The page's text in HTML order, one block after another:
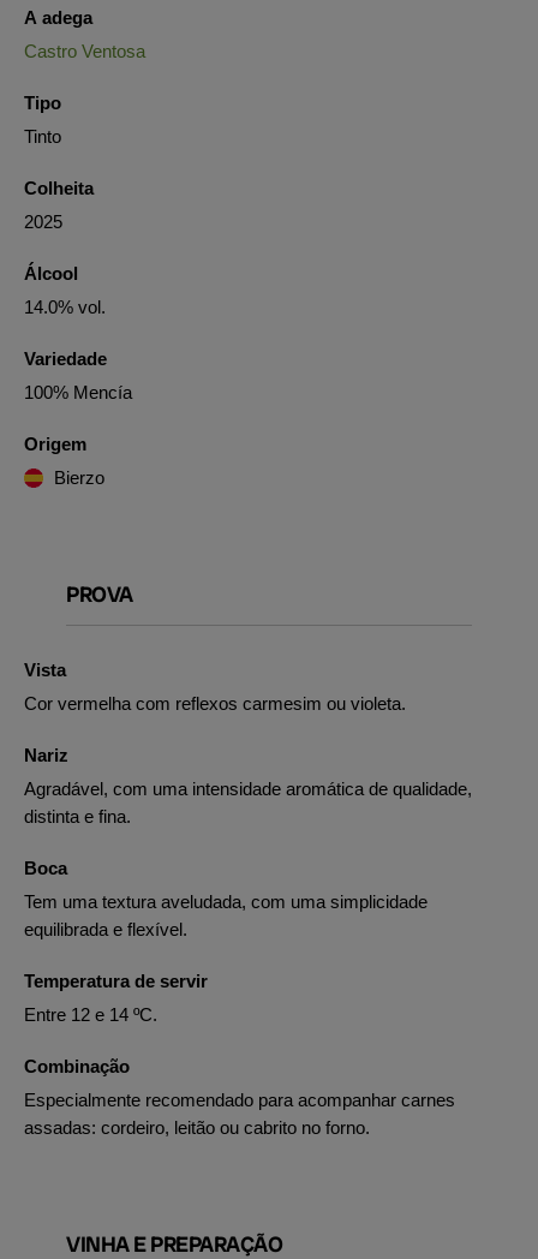
A adega
Castro Ventosa
Tipo
Tinto
Colheita
2025
Álcool
14.0% vol.
Variedade
100% Mencía
Origem
Bierzo
PROVA
Vista
Cor vermelha com reflexos carmesim ou violeta.
Nariz
Agradável, com uma intensidade aromática de qualidade,
distinta e fina.
Boca
Tem uma textura aveludada, com uma simplicidade
equilibrada e flexível.
Temperatura de servir
Entre 12 e 14 ºC.
Combinação
Especialmente recomendado para acompanhar carnes
assadas: cordeiro, leitão ou cabrito no forno.
VINHA E PREPARAÇÃO